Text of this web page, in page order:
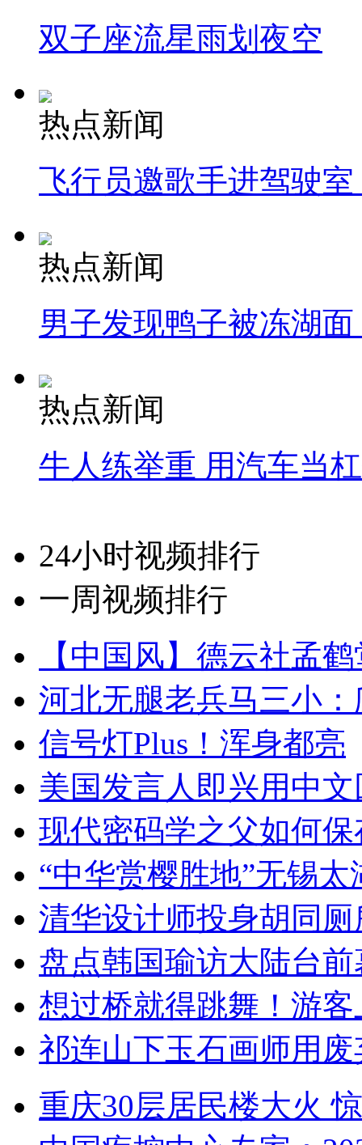
双子座流星雨划夜空
热点新闻
飞行员邀歌手进驾驶
热点新闻
男子发现鸭子被冻湖
热点新闻
牛人练举重 用汽车当
24小时视频排行
一周视频排行
【中国风】德云社孟
河北无腿老兵马三小
信号灯Plus！浑身都亮
美国发言人即兴用中
现代密码学之父如何
“中华赏樱胜地”无锡
清华设计师投身胡同
盘点韩国瑜访大陆台
想过桥就得跳舞！游客
祁连山下玉石画师用
重庆30层居民楼大火